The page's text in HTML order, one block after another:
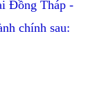
Đồng Tháp -
chính sau: